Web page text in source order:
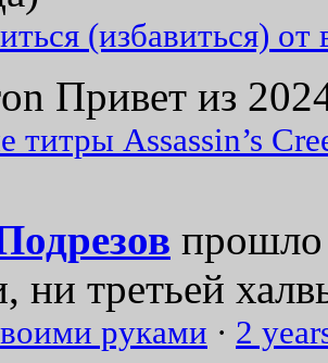
(избавиться)
Привет из
титры Assassin’s
прошло
ни третьей
руками · 2